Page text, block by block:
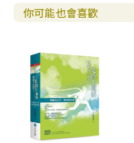
你可能也會喜歡